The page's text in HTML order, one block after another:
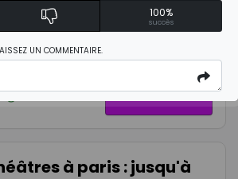
Spectacles : 24% de
votre réservation pour
Aqualand
Vérifié VOIR L'OFFRE
à paris : jusqu'à
100%
succès
UN COMMENTAIRE.